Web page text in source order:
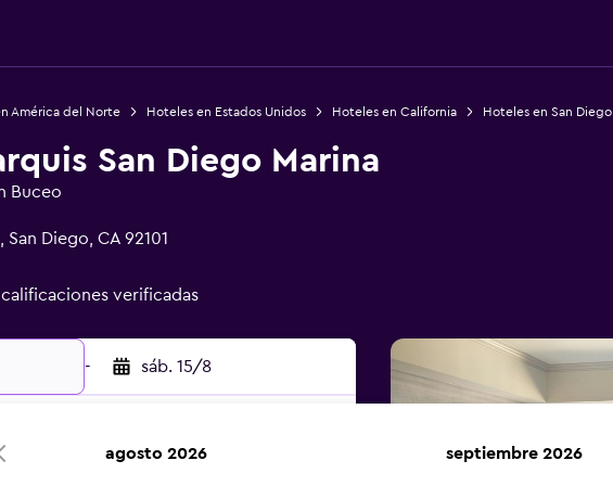
América del Norte Hoteles en Estados Unidos Hoteles en California Hoteles en San Diego
San Diego Marina
Buceo
Diego, CA 92101
calificaciones verificadas
- sáb. 15/8
agosto 2026 septiembre 2026